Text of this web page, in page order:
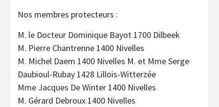
Nos membres protecteurs :
M. le Docteur Dominique Bayot 1700 Dilbeek
M. Pierre Chantrenne 1400 Nivelles
M. Michel Daem 1400 Nivelles M. et Mme Serge
Daubioul-Rubay 1428 Lillois-Witterzée
Mme Jacques De Winter 1400 Nivelles
M. Gérard Debroux 1400 Nivelles